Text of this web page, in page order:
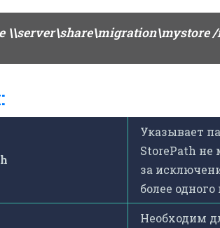
\\server\share\migration\mystore
Указывает
StorePath не
за
более
Необходим